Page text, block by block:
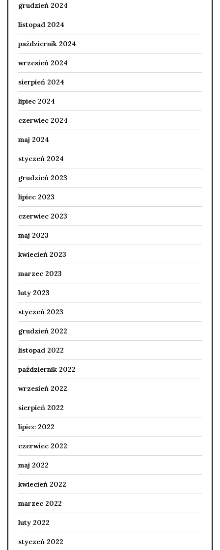
grudzień 2024
listopad 2024
październik 2024
wrzesień 2024
sierpień 2024
lipiec 2024
czerwiec 2024
maj 2024
styczeń 2024
grudzień 2023
lipiec 2023
czerwiec 2023
maj 2023
kwiecień 2023
marzec 2023
luty 2023
styczeń 2023
grudzień 2022
listopad 2022
październik 2022
wrzesień 2022
sierpień 2022
lipiec 2022
czerwiec 2022
maj 2022
kwiecień 2022
marzec 2022
luty 2022
styczeń 2022